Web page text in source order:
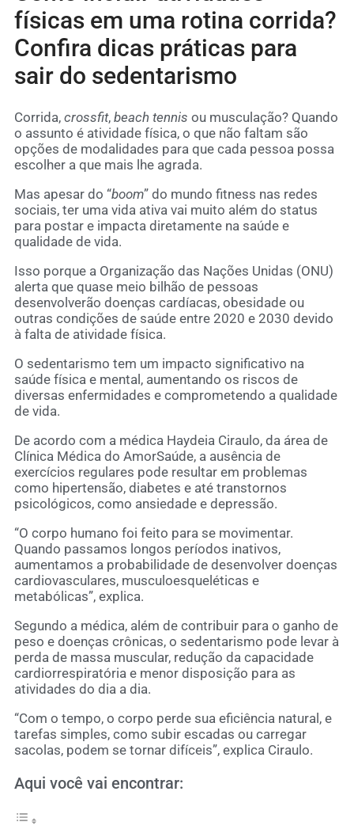
físicas em uma rotina corrida?
Confira dicas práticas para
sair do sedentarismo
Corrida, crossfit, beach tennis ou musculação? Quando
o assunto é atividade física, o que não faltam são
opções de modalidades para que cada pessoa possa
escolher a que mais lhe agrada.
Mas apesar do “boom” do mundo fitness nas redes
sociais, ter uma vida ativa vai muito além do status
para postar e impacta diretamente na saúde e
qualidade de vida.
Isso porque a Organização das Nações Unidas (ONU)
alerta que quase meio bilhão de pessoas
desenvolverão doenças cardíacas, obesidade ou
outras condições de saúde entre 2020 e 2030 devido
à falta de atividade física.
O sedentarismo tem um impacto significativo na
saúde física e mental, aumentando os riscos de
diversas enfermidades e comprometendo a qualidade
de vida.
De acordo com a médica Haydeia Ciraulo, da área de
Clínica Médica do AmorSaúde, a ausência de
exercícios regulares pode resultar em problemas
como hipertensão, diabetes e até transtornos
psicológicos, como ansiedade e depressão.
“O corpo humano foi feito para se movimentar.
Quando passamos longos períodos inativos,
aumentamos a probabilidade de desenvolver doenças
cardiovasculares, musculoesqueléticas e
metabólicas”, explica.
Segundo a médica, além de contribuir para o ganho de
peso e doenças crônicas, o sedentarismo pode levar à
perda de massa muscular, redução da capacidade
cardiorrespiratória e menor disposição para as
atividades do dia a dia.
“Com o tempo, o corpo perde sua eficiência natural, e
tarefas simples, como subir escadas ou carregar
sacolas, podem se tornar difíceis”, explica Ciraulo.
Aqui você vai encontrar: